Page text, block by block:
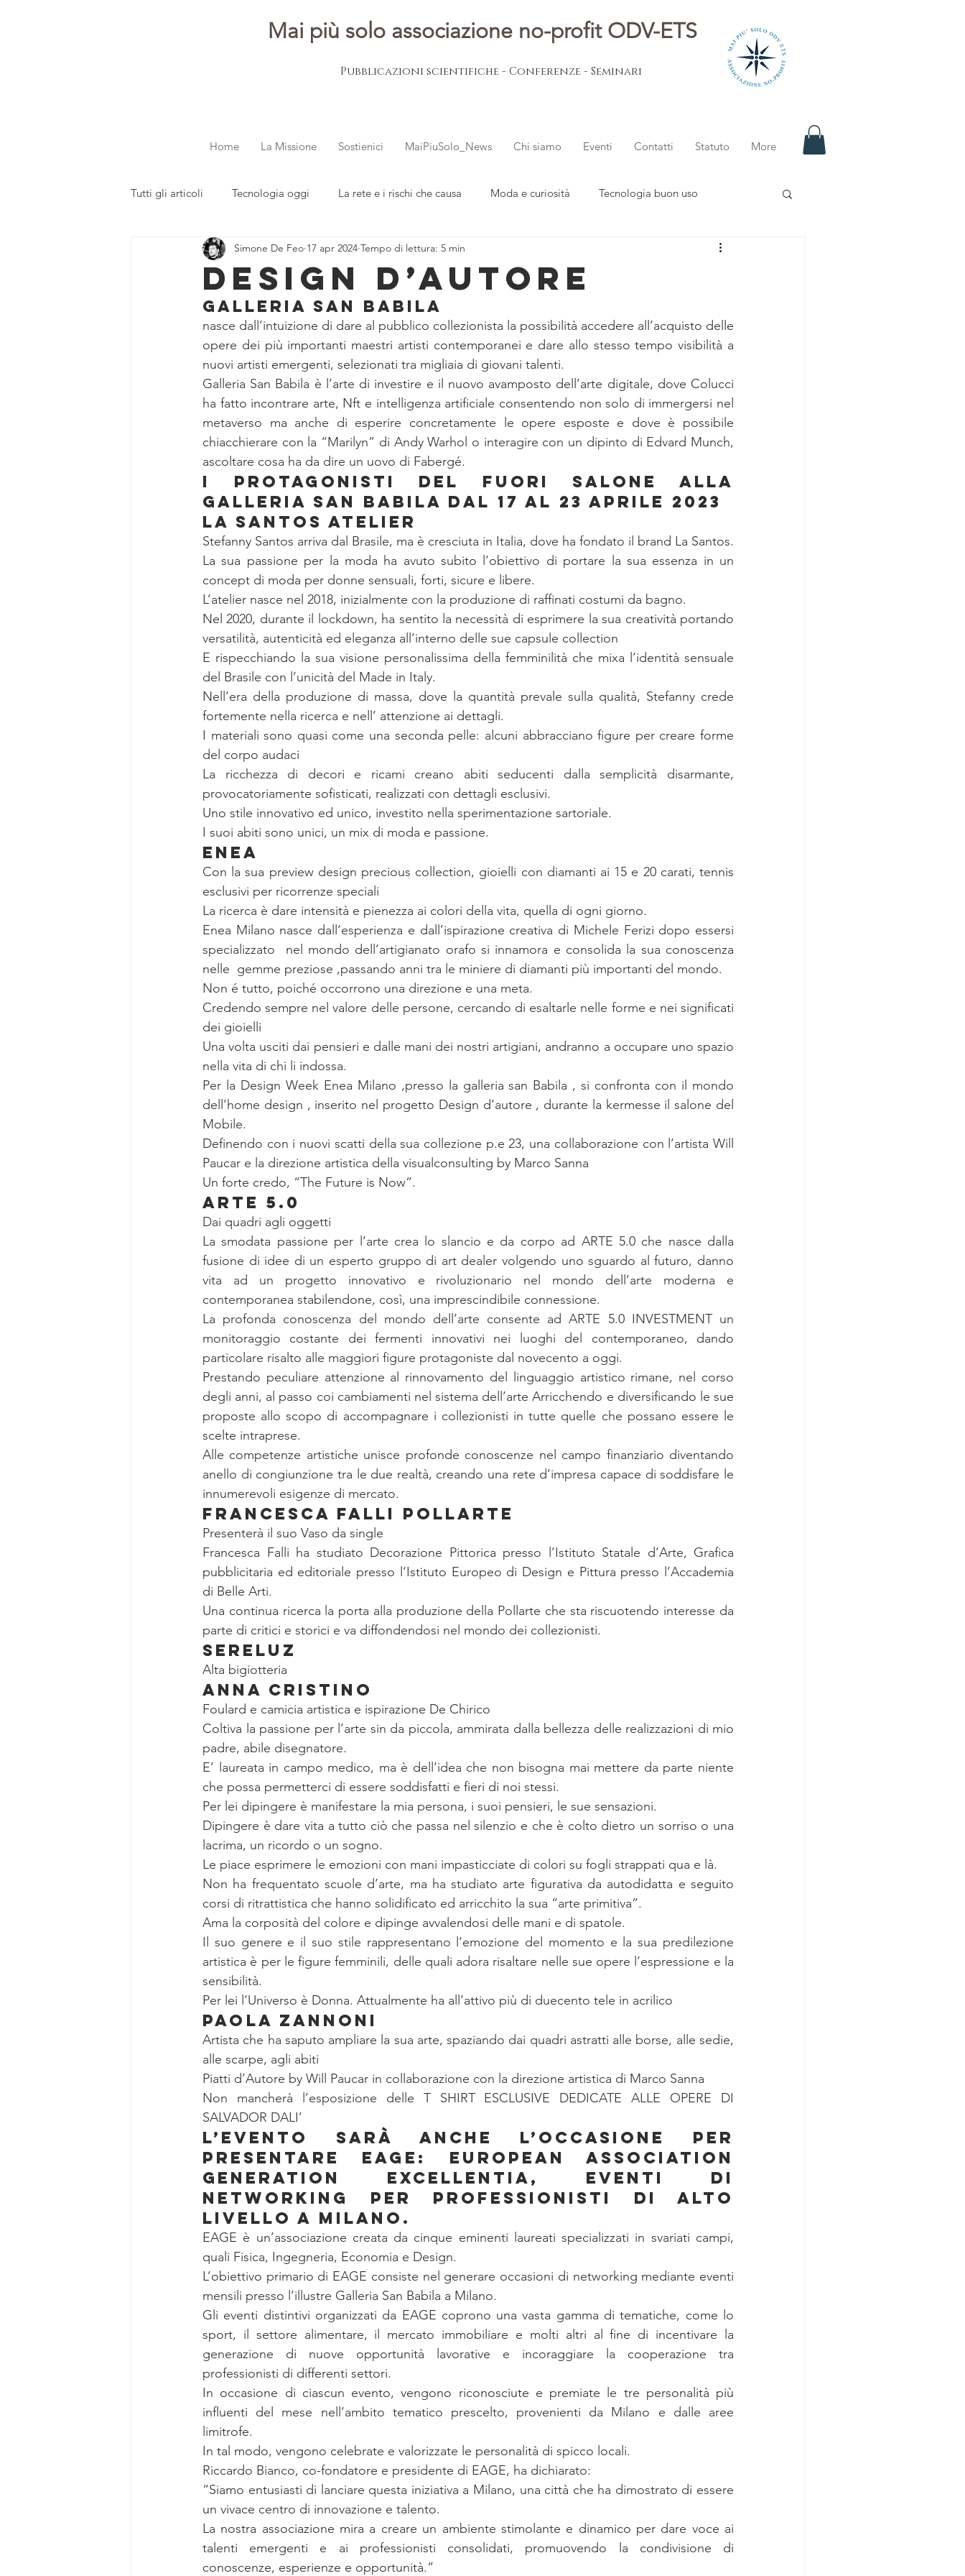
Mai più solo associazione no-profit ODV-ETS
Pubblicazioni scientifiche - Conferenze - Seminari
Home La Missione Sostienici MaiPiuSolo_News Chi siamo Eventi Contatti Statuto More
Tutti gli articoli Tecnologia oggi La rete e i rischi che causa Moda e curiosità Tecnologia buon uso
dalla redazione Parola ai giovani L'esperto risponde
DESIGN D’AUTORE
Simone De Feo 17 apr 2024 Tempo di lettura: 5 min
Galleria San Babila
nasce dall’intuizione di dare al pubblico collezionista la possibilità accedere all’acquisto delle
opere dei più importanti maestri artisti contemporanei e dare allo stesso tempo visibilità a
nuovi artisti emergenti, selezionati tra migliaia di giovani talenti.
Galleria San Babila è l’arte di investire e il nuovo avamposto dell’arte digitale, dove Colucci
ha fatto incontrare arte, Nft e intelligenza artificiale consentendo non solo di immergersi nel
metaverso ma anche di esperire concretamente le opere esposte e dove è possibile
chiacchierare con la “Marilyn” di Andy Warhol o interagire con un dipinto di Edvard Munch,
ascoltare cosa ha da dire un uovo di Fabergé.
I Protagonisti del Fuori Salone alla
Galleria San Babila dal 17 al 23 Aprile 2023
LA SANTOS ATELIER
Stefanny Santos arriva dal Brasile, ma è cresciuta in Italia, dove ha fondato il brand La Santos.
La sua passione per la moda ha avuto subito l’obiettivo di portare la sua essenza in un
concept di moda per donne sensuali, forti, sicure e libere.
L’atelier nasce nel 2018, inizialmente con la produzione di raffinati costumi da bagno.
Nel 2020, durante il lockdown, ha sentito la necessità di esprimere la sua creatività portando
versatilità, autenticità ed eleganza all’interno delle sue capsule collection
E rispecchiando la sua visione personalissima della femminilità che mixa l’identità sensuale
del Brasile con l’unicità del Made in Italy.
Nell’era della produzione di massa, dove la quantità prevale sulla qualità, Stefanny crede
fortemente nella ricerca e nell’ attenzione ai dettagli.
I materiali sono quasi come una seconda pelle: alcuni abbracciano figure per creare forme
del corpo audaci
La ricchezza di decori e ricami creano abiti seducenti dalla semplicità disarmante,
provocatoriamente sofisticati, realizzati con dettagli esclusivi.
Uno stile innovativo ed unico, investito nella sperimentazione sartoriale.
I suoi abiti sono unici, un mix di moda e passione.
ENEA
Con la sua preview design precious collection, gioielli con diamanti ai 15 e 20 carati, tennis
esclusivi per ricorrenze speciali
La ricerca è dare intensità e pienezza ai colori della vita, quella di ogni giorno.
Enea Milano nasce dall’esperienza e dall’ispirazione creativa di Michele Ferizi dopo essersi
specializzato  nel mondo dell’artigianato orafo si innamora e consolida la sua conoscenza
nelle  gemme preziose ,passando anni tra le miniere di diamanti più importanti del mondo.
Non é tutto, poiché occorrono una direzione e una meta.
Credendo sempre nel valore delle persone, cercando di esaltarle nelle forme e nei significati
dei gioielli
Una volta usciti dai pensieri e dalle mani dei nostri artigiani, andranno a occupare uno spazio
nella vita di chi li indossa.
Per la Design Week Enea Milano ,presso la galleria san Babila , si confronta con il mondo
dell’home design , inserito nel progetto Design d’autore , durante la kermesse il salone del
Mobile.
Definendo con i nuovi scatti della sua collezione p.e 23, una collaborazione con l’artista Will
Paucar e la direzione artistica della visualconsulting by Marco Sanna
Un forte credo, “The Future is Now”.
ARTE 5.0
Dai quadri agli oggetti
La smodata passione per l’arte crea lo slancio e da corpo ad ARTE 5.0 che nasce dalla
fusione di idee di un esperto gruppo di art dealer volgendo uno sguardo al futuro, danno
vita ad un progetto innovativo e rivoluzionario nel mondo dell’arte moderna e
contemporanea stabilendone, così, una imprescindibile connessione.
La profonda conoscenza del mondo dell’arte consente ad ARTE 5.0 INVESTMENT un
monitoraggio costante dei fermenti innovativi nei luoghi del contemporaneo, dando
particolare risalto alle maggiori figure protagoniste dal novecento a oggi.
Prestando peculiare attenzione al rinnovamento del linguaggio artistico rimane, nel corso
degli anni, al passo coi cambiamenti nel sistema dell’arte Arricchendo e diversificando le sue
proposte allo scopo di accompagnare i collezionisti in tutte quelle che possano essere le
scelte intraprese.
Alle competenze artistiche unisce profonde conoscenze nel campo finanziario diventando
anello di congiunzione tra le due realtà, creando una rete d’impresa capace di soddisfare le
innumerevoli esigenze di mercato.
FRANCESCA FALLI POLLARTE
Presenterà il suo Vaso da single
Francesca Falli ha studiato Decorazione Pittorica presso l’Istituto Statale d’Arte, Grafica
pubblicitaria ed editoriale presso l’Istituto Europeo di Design e Pittura presso l’Accademia
di Belle Arti.
Una continua ricerca la porta alla produzione della Pollarte che sta riscuotendo interesse da
parte di critici e storici e va diffondendosi nel mondo dei collezionisti.
SERELUZ
Alta bigiotteria
ANNA CRISTINO
Foulard e camicia artistica e ispirazione De Chirico
Coltiva la passione per l’arte sin da piccola, ammirata dalla bellezza delle realizzazioni di mio
padre, abile disegnatore.
E’ laureata in campo medico, ma è dell’idea che non bisogna mai mettere da parte niente
che possa permetterci di essere soddisfatti e fieri di noi stessi.
Per lei dipingere è manifestare la mia persona, i suoi pensieri, le sue sensazioni.
Dipingere è dare vita a tutto ciò che passa nel silenzio e che è colto dietro un sorriso o una
lacrima, un ricordo o un sogno.
Le piace esprimere le emozioni con mani impasticciate di colori su fogli strappati qua e là.
Non ha frequentato scuole d’arte, ma ha studiato arte figurativa da autodidatta e seguito
corsi di ritrattistica che hanno solidificato ed arricchito la sua “arte primitiva”.
Ama la corposità del colore e dipinge avvalendosi delle mani e di spatole.
Il suo genere e il suo stile rappresentano l’emozione del momento e la sua predilezione
artistica è per le figure femminili, delle quali adora risaltare nelle sue opere l’espressione e la
sensibilità.
Per lei l’Universo è Donna. Attualmente ha all’attivo più di duecento tele in acrilico
PAOLA ZANNONI
Artista che ha saputo ampliare la sua arte, spaziando dai quadri astratti alle borse, alle sedie,
alle scarpe, agli abiti
Piatti d’Autore by Will Paucar in collaborazione con la direzione artistica di Marco Sanna
Non mancherà l’esposizione delle T SHIRT ESCLUSIVE DEDICATE ALLE OPERE DI
SALVADOR DALI’
L’evento sarà anche l’occasione per
presentare EAGE: European Association
Generation Excellentia, eventi di
networking per professionisti di alto
livello a Milano.
EAGE è un’associazione creata da cinque eminenti laureati specializzati in svariati campi,
quali Fisica, Ingegneria, Economia e Design.
L’obiettivo primario di EAGE consiste nel generare occasioni di networking mediante eventi
mensili presso l’illustre Galleria San Babila a Milano.
Gli eventi distintivi organizzati da EAGE coprono una vasta gamma di tematiche, come lo
sport, il settore alimentare, il mercato immobiliare e molti altri al fine di incentivare la
generazione di nuove opportunità lavorative e incoraggiare la cooperazione tra
professionisti di differenti settori.
In occasione di ciascun evento, vengono riconosciute e premiate le tre personalità più
influenti del mese nell’ambito tematico prescelto, provenienti da Milano e dalle aree
limitrofe.
In tal modo, vengono celebrate e valorizzate le personalità di spicco locali.
Riccardo Bianco, co-fondatore e presidente di EAGE, ha dichiarato:
“Siamo entusiasti di lanciare questa iniziativa a Milano, una città che ha dimostrato di essere
un vivace centro di innovazione e talento.
La nostra associazione mira a creare un ambiente stimolante e dinamico per dare voce ai
talenti emergenti e ai professionisti consolidati, promuovendo la condivisione di
conoscenze, esperienze e opportunità.”